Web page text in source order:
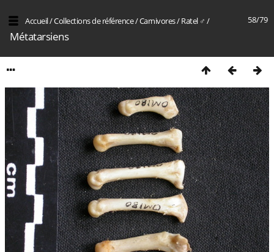
58/79
Accueil/Collections de référence/Carnivores/Ratel ♂ /
Métatarsiens